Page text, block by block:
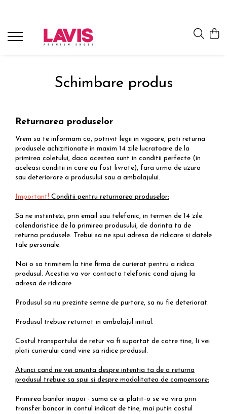
Lichidare Incaltaminte Dama
Ghete dama piele
Ultima Pereche Dama
Lichidare Incaltaminte Barbati
Mocasini barbati din piele
Accesorii Din Piele
Curele dama din piele naturala
Denis
Guban
Moda Prosper
Schimbare produs
Returnarea produselor
Vrem sa te informam ca, potrivit legii in vigoare, poti returna
produsele achizitionate in maxim 14 zile lucratoare de la
primirea coletului, daca acestea sunt in conditii perfecte (in
aceleasi conditii in care au fost livrate), fara urma de uzura
sau deteriorare a produsului sau a ambalajului.
Important! Conditii pentru returnarea produselor:
Sa ne instiintezi, prin email sau telefonic, in termen de 14 zile
calendaristice de la primirea produsului, de dorinta ta de
returna produsele. Trebui sa ne spui adresa de ridicare si datele
tale personale.
Noi o sa trimitem la tine firma de curierat pentru a ridica
produsul. Acestia va vor contacta telefonic cand ajung la
adresa de ridicare.
Produsul sa nu prezinte semne de purtare, sa nu fie deteriorat.
Produsul trebuie returnat in ambalajul initial.
Costul transportului de retur va fi suportat de catre tine, Ii vei
plati curierului cand vine sa ridice produsul.
Atunci cand ne vei anunta despre intentia ta de a returna
produsul trebuie sa spui si despre modalitatea de compensare:
Primirea banilor inapoi - suma ce ai platit-o se va vira prin
transfer bancar in contul indicat de tine, mai putin costul